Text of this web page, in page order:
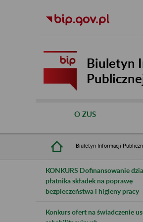
Biuletyn
O ZUS
Biuletyn Informacji
KONKURS Dofinansowanie
płatnika składek na poprawę
bezpieczeństwa i higieny pracy
Konkurs ofert na świadczenie